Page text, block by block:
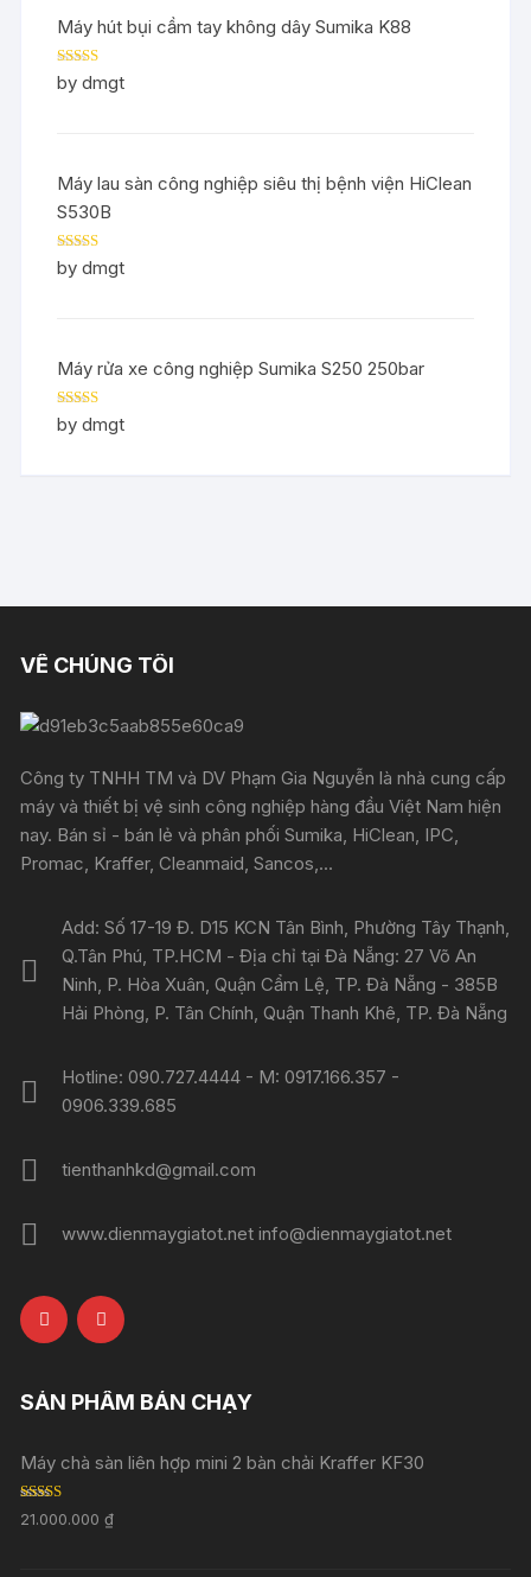
Máy hút bụi cầm tay không dây Sumika K88
Rated5out
of 5
by dmgt
Máy lau sàn công nghiệp siêu thị bệnh viện HiClean
S530B
Rated5out
of 5
by dmgt
Máy rửa xe công nghiệp Sumika S250 250bar
Rated5out
of 5
by dmgt
VỀ CHÚNG TÔI
Công ty TNHH TM và DV Phạm Gia Nguyễn là nhà cung cấp
máy và thiết bị vệ sinh công nghiệp hàng đầu Việt Nam hiện
nay. Bán sỉ - bán lẻ và phân phối Sumika, HiClean, IPC,
Promac, Kraffer, Cleanmaid, Sancos,...
Add: Số 17-19 Đ. D15 KCN Tân Bình, Phường Tây Thạnh,
Q.Tân Phú, TP.HCM - Địa chỉ tại Đà Nẵng: 27 Võ An
Ninh, P. Hòa Xuân, Quận Cẩm Lệ, TP. Đà Nẵng - 385B
Hải Phòng, P. Tân Chính, Quận Thanh Khê, TP. Đà Nẵng
Hotline: 090.727.4444 - M: 0917.166.357 -
0906.339.685
tienthanhkd@gmail.com
www.dienmaygiatot.net info@dienmaygiatot.net
SẢN PHẨM BÁN CHẠY
Máy chà sàn liên hợp mini 2 bàn chải Kraffer KF30
Rated5.00
out of 5
21.000.000₫